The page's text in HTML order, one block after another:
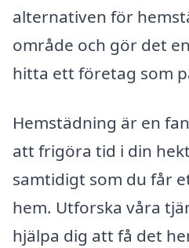
alternativen för
område och gör det
hitta ett företag som
Hemstädning är en
att frigöra tid i din
samtidigt som du får
hem. Utforska våra
hjälpa dig att få det